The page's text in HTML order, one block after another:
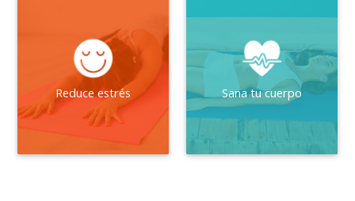
Reduce estrés Sana tu cuerpo